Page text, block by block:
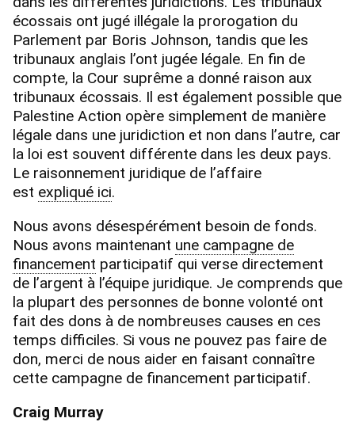
écossais ont jugé illégale la prorogation du
Parlement par Boris Johnson, tandis que les
tribunaux anglais l’ont jugée légale. En fin de
compte, la Cour suprême a donné raison aux
tribunaux écossais. Il est également possible que
Palestine Action opère simplement de manière
légale dans une juridiction et non dans l’autre, car
la loi est souvent différente dans les deux pays.
Le raisonnement juridique de l’affaire
est expliqué ici.
Nous avons désespérément besoin de fonds.
Nous avons maintenant une campagne de
financement participatif qui verse directement
de l’argent à l’équipe juridique. Je comprends que
la plupart des personnes de bonne volonté ont
fait des dons à de nombreuses causes en ces
temps difficiles. Si vous ne pouvez pas faire de
don, merci de nous aider en faisant connaître
cette campagne de financement participatif.
Craig Murray